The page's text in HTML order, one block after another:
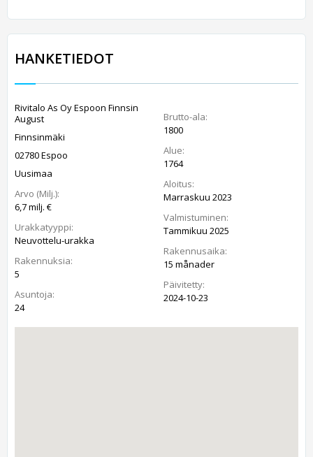
HANKETIEDOT
Rivitalo As Oy Espoon Finnsin
August
Finnsinmäki
02780 Espoo
Uusimaa
Arvo (Milj.):
6,7 milj. €
Urakkatyyppi:
Neuvottelu-urakka
Rakennuksia:
5
Asuntoja:
24
Brutto-ala:
1800
Alue:
1764
Aloitus:
Marraskuu 2023
Valmistuminen:
Tammikuu 2025
Rakennusaika:
15 månader
Päivitetty:
2024-10-23